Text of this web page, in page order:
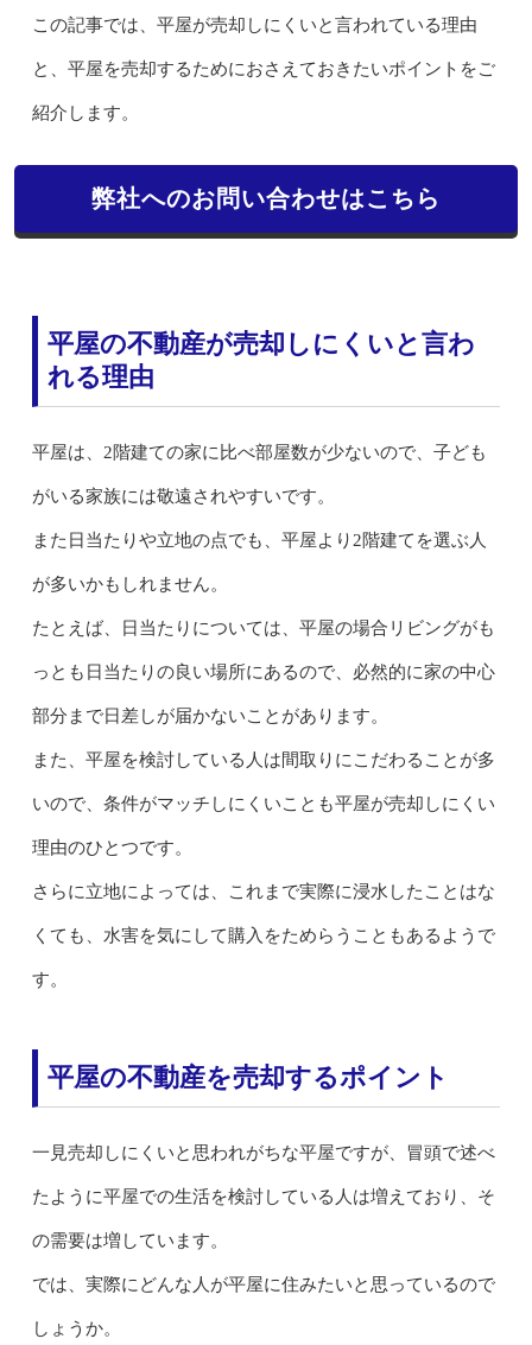
この記事では、平屋が売却しにくいと言われている理由
と、平屋を売却するためにおさえておきたいポイントをご
紹介します。
弊社へのお問い合わせはこちら
平屋の不動産が売却しにくいと言わ
れる理由
平屋は、2階建ての家に比べ部屋数が少ないので、子ども
がいる家族には敬遠されやすいです。
また日当たりや立地の点でも、平屋より2階建てを選ぶ人
が多いかもしれません。
たとえば、日当たりについては、平屋の場合リビングがも
っとも日当たりの良い場所にあるので、必然的に家の中心
部分まで日差しが届かないことがあります。
また、平屋を検討している人は間取りにこだわることが多
いので、条件がマッチしにくいことも平屋が売却しにくい
理由のひとつです。
さらに立地によっては、これまで実際に浸水したことはな
くても、水害を気にして購入をためらうこともあるようで
す。
平屋の不動産を売却するポイント
一見売却しにくいと思われがちな平屋ですが、冒頭で述べ
たように平屋での生活を検討している人は増えており、そ
の需要は増しています。
では、実際にどんな人が平屋に住みたいと思っているので
しょうか。